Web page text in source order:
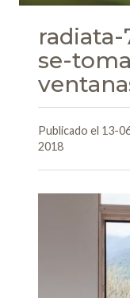
se-
Publicado el 13-
2018